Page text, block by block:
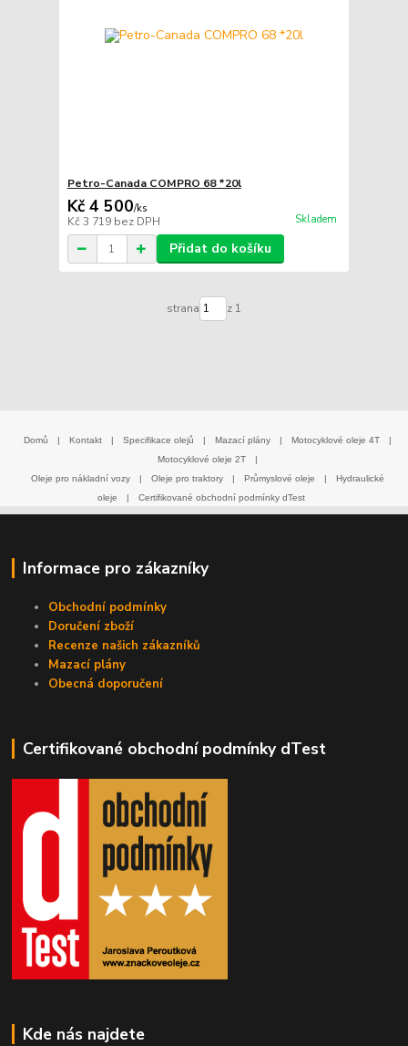
Petro-Canada COMPRO 68 *20l
Kč 4 500/ks
Kč 3 719 bez DPH Skladem
Přidat do košíku
strana z 1
Domů | Kontakt | Specifikace olejů | Mazací plány | Motocyklové oleje 4T
|
Motocyklové oleje 2T
|
Oleje pro nákladní vozy
| Oleje pro traktory | Průmyslové oleje |
Hydraulické
oleje
| Certifikované obchodní podmínky dTest
Informace pro zákazníky
Obchodní podmínky
Doručení zboží
Recenze našich zákazníků
Mazací plány
Obecná doporučení
Certifikované obchodní podmínky dTest
Kde nás najdete